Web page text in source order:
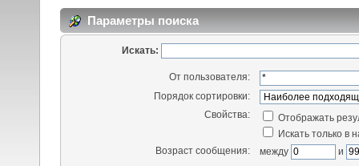
Параметры поиска
Искать:
От пользователя:
Порядок сортировки:
Свойства:
Отображать
Искать только в
Возраст сообщения:
между и